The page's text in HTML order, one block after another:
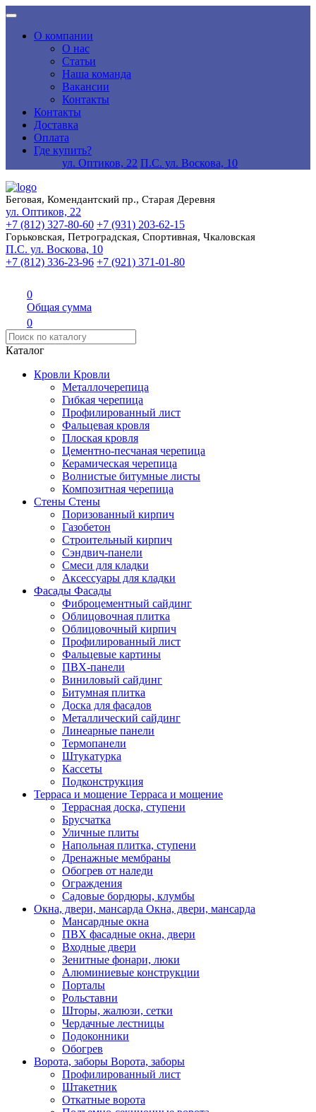
О компании
О нас
Статьи
Наша команда
Вакансии
Контакты
Контакты
Доставка
Оплата
Где купить?
ул. Оптиков, 22 П.С. ул. Воскова, 10
Беговая, Комендантский пр., Старая Деревня
ул. Оптиков, 22
+7 (812) 327-80-60 +7 (931) 203-62-15
Горьковская, Петроградская, Спортивная, Чкаловская
П.С. ул. Воскова, 10
+7 (812) 336-23-96 +7 (921) 371-01-80
0
Общая сумма
0
Каталог
Кровли Кровли
Металлочерепица
Гибкая черепица
Профилированный лист
Фальцевая кровля
Плоская кровля
Цементно-песчаная черепица
Керамическая черепица
Волнистые битумные листы
Композитная черепица
Стены Стены
Поризованный кирпич
Газобетон
Строительный кирпич
Сэндвич-панели
Смеси для кладки
Аксессуары для кладки
Фасады Фасады
Фиброцементный сайдинг
Облицовочная плитка
Облицовочный кирпич
Профилированный лист
Фальцевые картины
ПВХ-панели
Виниловый сайдинг
Битумная плитка
Доска для фасадов
Металлический сайдинг
Линеарные панели
Термопанели
Штукатурка
Кассеты
Подконструкция
Терраса и мощение Терраса и мощение
Террасная доска, ступени
Брусчатка
Уличные плиты
Напольная плитка, ступени
Дренажные мембраны
Обогрев от наледи
Ограждения
Садовые бордюры, клумбы
Окна, двери, мансарда Окна, двери, мансарда
Мансардные окна
ПВХ фасадные окна, двери
Входные двери
Зенитные фонари, люки
Алюминиевые конструкции
Порталы
Рольставни
Шторы, жалюзи, сетки
Чердачные лестницы
Подоконники
Обогрев
Ворота, заборы Ворота, заборы
Профилированный лист
Штакетник
Откатные ворота